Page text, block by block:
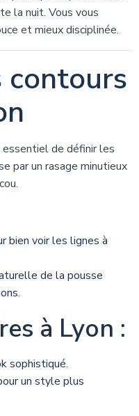
la nuit. Vous vous
et mieux disciplinée.
contours
de définir les
par un rasage minutieux
bien voir les lignes à
de la pousse
à Lyon :
sophistiqué.
un style plus